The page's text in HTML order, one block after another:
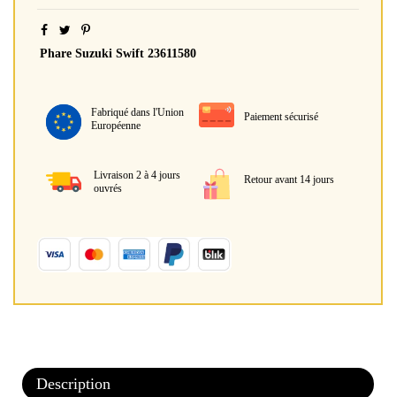
Phare Suzuki Swift 23611580
Fabriqué dans l'Union
Européenne
Paiement sécurisé
Livraison 2 à 4 jours
ouvrés
Retour avant 14 jours
Description